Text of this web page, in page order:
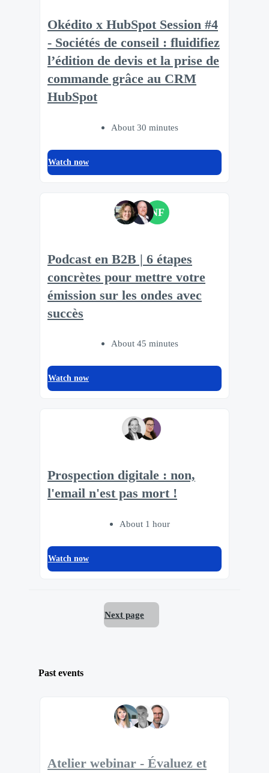
Okédito x HubSpot Session #4
- Sociétés de conseil : fluidifiez
l’édition de devis et la prise de
commande grâce au CRM
HubSpot
About 30 minutes
Watch now
NF
Podcast en B2B | 6 étapes
concrètes pour mettre votre
émission sur les ondes avec
succès
About 45 minutes
Watch now
Prospection digitale : non,
l'email n'est pas mort !
About 1 hour
Watch now
Next page
Past events
Atelier webinar - Évaluez et